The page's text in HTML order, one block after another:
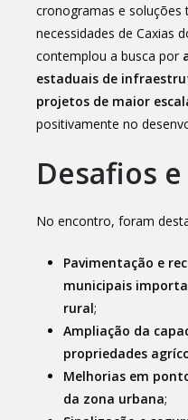
cronogramas e soluções
necessidades de Caxias
contemplou a busca por
estaduais de
projetos de maior
positivamente no
Desafios
No encontro, foram
Pavimentação e
municipais
rural;
Ampliação da
propriedades
Melhorias em
da zona urbana;